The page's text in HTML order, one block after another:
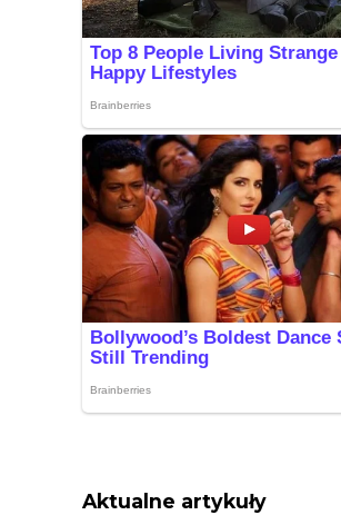
Aktualne artykuły